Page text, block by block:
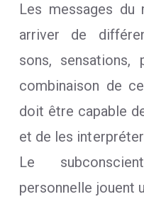
Les messages du
arriver de
sons, sensations,
combinaison de
doit être capable
et de les
Le
personnelle jouent